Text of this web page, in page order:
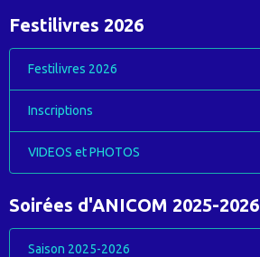
Festilivres 2026
Festilivres 2026
Inscriptions
VIDEOS et PHOTOS
Soirées d'ANICOM 2025-2026
Saison 2025-2026